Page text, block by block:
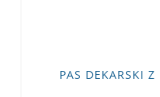
PAS DEKARSKI